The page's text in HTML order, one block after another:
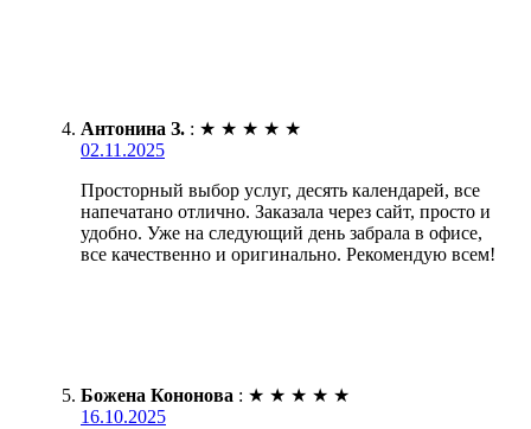
Антонина З. : ★ ★ ★ ★ ★
02.11.2025
Просторный выбор услуг, десять календарей, все
напечатано отлично. Заказала через сайт, просто и
удобно. Уже на следующий день забрала в офисе,
все качественно и оригинально. Рекомендую всем!
Божена Кононова : ★ ★ ★ ★ ★
16.10.2025